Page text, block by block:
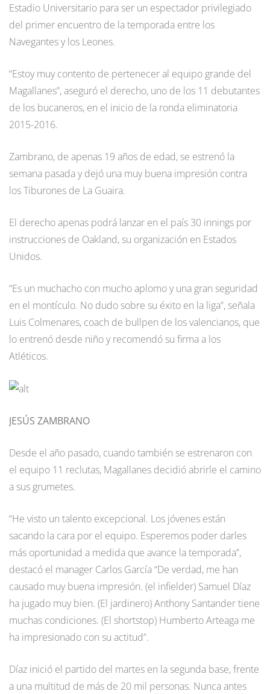
Estadio Universitario para ser un espectador privilegiado
del primer encuentro de la temporada entre los
Navegantes y los Leones.
“Estoy muy contento de pertenecer al equipo grande del
Magallanes”, aseguró el derecho, uno de los 11 debutantes
de los bucaneros, en el inicio de la ronda eliminatoria
2015-2016.
Zambrano, de apenas 19 años de edad, se estrenó la
semana pasada y dejó una muy buena impresión contra
los Tiburones de La Guaira.
El derecho apenas podrá lanzar en el país 30 innings por
instrucciones de Oakland, su organización en Estados
Unidos.
“Es un muchacho con mucho aplomo y una gran seguridad
en el montículo. No dudo sobre su éxito en la liga”, señala
Luis Colmenares, coach de bullpen de los valencianos, que
lo entrenó desde niño y recomendó su firma a los
Atléticos.
JESÚS ZAMBRANO
Desde el año pasado, cuando también se estrenaron con
el equipo 11 reclutas, Magallanes decidió abrirle el camino
a sus grumetes.
“He visto un talento excepcional. Los jóvenes están
sacando la cara por el equipo. Esperemos poder darles
más oportunidad a medida que avance la temporada”,
destacó el manager Carlos García “De verdad, me han
causado muy buena impresión. (el infielder) Samuel Díaz
ha jugado muy bien. (El jardinero) Anthony Santander tiene
muchas condiciones. (El shortstop) Humberto Arteaga me
ha impresionado con su actitud”.
Díaz inició el partido del martes en la segunda base, frente
a una multitud de más de 20 mil personas. Nunca antes